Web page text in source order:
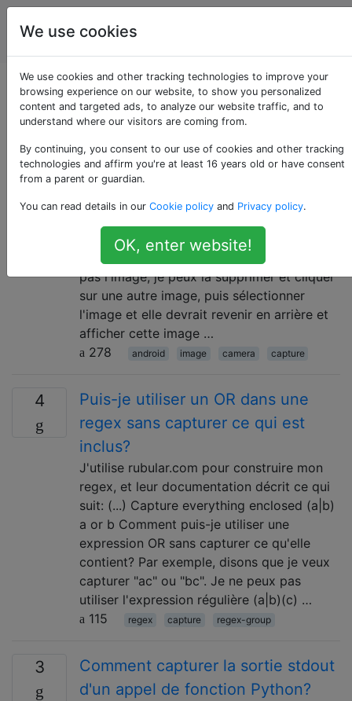
La
programmation
Questions marquées
«capture»
16
Capturer l'image de la caméra et
l'afficher en activité
d'un bouton la caméra s'ouvre et je peux
cliquer et capturer une image. Si je n'aime
pas l'image, je peux la supprimer et cliquer
sur une autre image, puis sélectionner
l'image et elle devrait revenir en arrière et
afficher cette image …
278
android image camera capture
4
Puis-je utiliser un OR dans une
regex sans capturer ce qui est
inclus?
J'utilise rubular.com pour construire mon
regex, et leur documentation décrit ce qui
suit: (...) Capture everything enclosed (a|b)
a or b Comment puis-je utiliser une
expression OR sans capturer ce qu'elle
contient? Par exemple, disons que je veux
capturer "ac" ou "bc". Je ne peux pas
utiliser l'expression régulière (a|b)(c) …
115
regex capture regex-group
3
Comment capturer la sortie stdout
d'un appel de fonction Python?
We use cookies
We use cookies and other tracking technologies to improve your
browsing experience on our website, to show you personalized
content and targeted ads, to analyze our website traffic, and to
understand where our visitors are coming from.
By continuing, you consent to our use of cookies and other tracking
technologies and affirm you're at least 16 years old or have consent
from a parent or guardian.
You can read details in our Cookie policy and Privacy policy.
OK, enter website!